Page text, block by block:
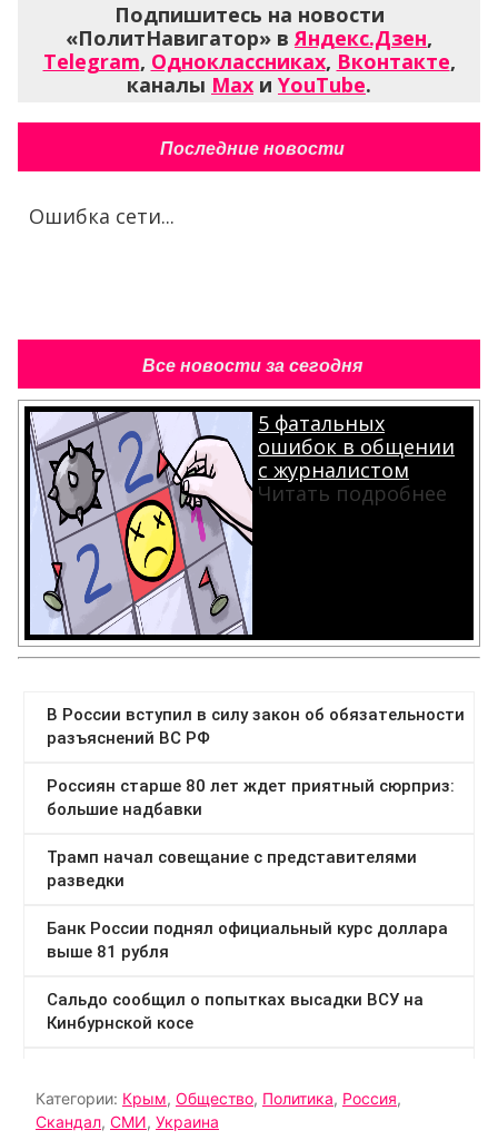
Подпишитесь на новости
«ПолитНавигатор» вЯндекс.Дзен,
Telegram, Одноклассниках, Вконтакте,
каналы Max и YouTube.
Последние новости
Ошибка сети...
Все новости за сегодня
5 фатальных
ошибок в общении
с журналистом
Читать подробнее
Категории: Крым, Общество, Политика, Россия,
Скандал, СМИ, Украина